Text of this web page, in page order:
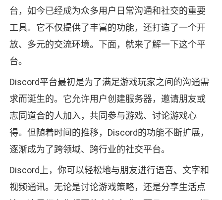
台，如今已经成为众多用户日常沟通和社交的重要
工具。它不仅提供了丰富的功能，还打造了一个开
放、多元的交流环境。下面，就来了解一下这个平
台。
Discord平台最初是为了满足游戏玩家之间的沟通需
求而诞生的。它允许用户创建服务器，邀请朋友或
志同道合的人加入，共同参与游戏、讨论游戏心
得。但随着时间的推移，Discord的功能不断扩展，
逐渐成为了跨领域、跨行业的社交平台。
Discord上，你可以轻松地与朋友进行语音、文字和
视频通讯。无论是讨论游戏策略，还是分享生活点